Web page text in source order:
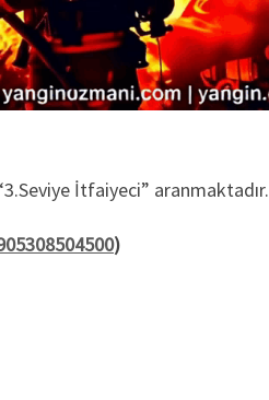
İtfaiyeci” aranmaktadır.
)